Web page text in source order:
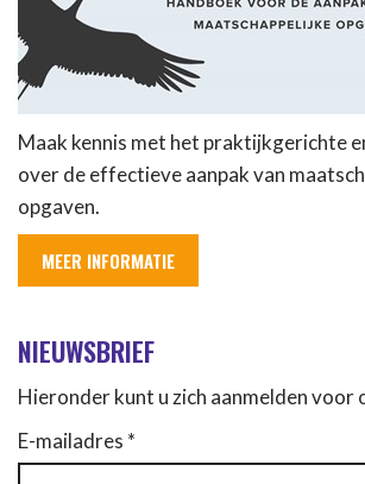
Maak kennis met het praktijkgerichte
over de effectieve aanpak van
opgaven.
MEER INFORMATIE
NIEUWSBRIEF
Hieronder kunt u zich aanmelden voor
E-mailadres *